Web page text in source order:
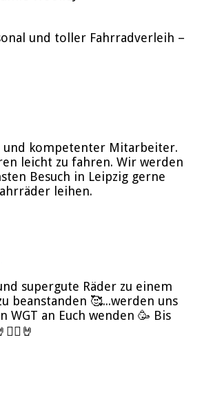
und toller Fahrradverleih –
und kompetenter Mitarbeiter.
leicht zu fahren. Wir werden
Besuch in Leipzig gerne
leihen.
supergute Räder zu einem
beanstanden 🥰...werden uns
WGT an Euch wenden 🥳 Bis